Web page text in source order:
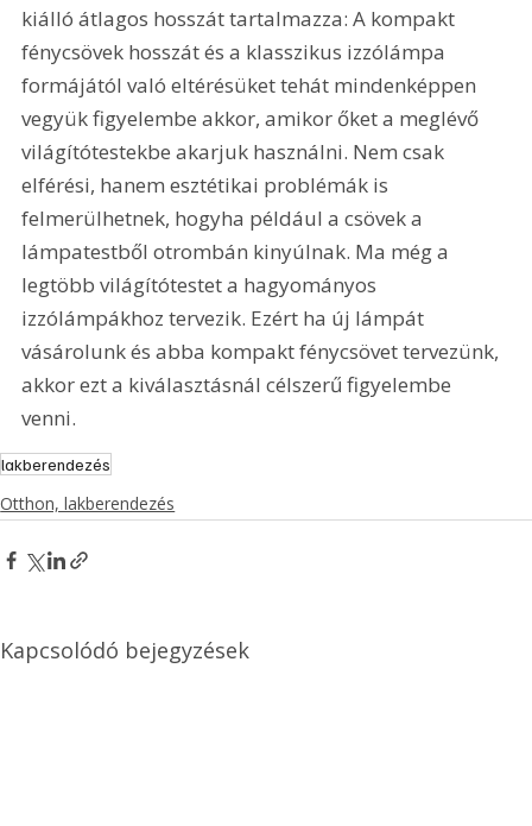
kiálló átlagos hosszát tartalmazza: A kompakt
fénycsövek hosszát és a klasszikus izzólámpa
formájától való eltérésüket tehát mindenképpen
vegyük figyelembe akkor, amikor őket a meglévő
világítótestekbe akarjuk használni. Nem csak
elférési, hanem esztétikai problémák is
felmerülhetnek, hogyha például a csövek a
lámpatestből otrombán kinyúlnak. Ma még a
legtöbb világítótestet a hagyományos
izzólámpákhoz tervezik. Ezért ha új lámpát
vásárolunk és abba kompakt fénycsövet tervezünk,
akkor ezt a kiválasztásnál célszerű figyelembe
venni.
lakberendezés
Otthon, lakberendezés
Kapcsolódó bejegyzések